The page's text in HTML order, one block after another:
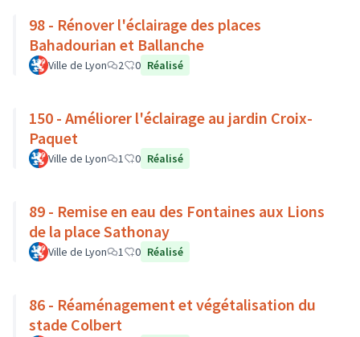
98 - Rénover l'éclairage des places
Bahadourian et Ballanche
Ville de Lyon 2 0 Réalisé
150 - Améliorer l'éclairage au jardin Croix-
Paquet
Ville de Lyon 1 0 Réalisé
89 - Remise en eau des Fontaines aux Lions
de la place Sathonay
Ville de Lyon 1 0 Réalisé
86 - Réaménagement et végétalisation du
stade Colbert